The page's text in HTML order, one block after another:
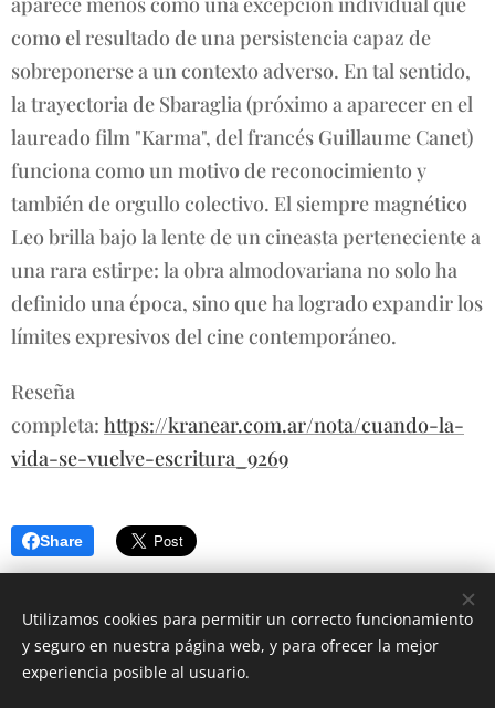
como el resultado de una persistencia capaz de
sobreponerse a un contexto adverso. En tal sentido,
la trayectoria de Sbaraglia (próximo a aparecer en el
laureado film "Karma", del francés Guillaume Canet)
funciona como un motivo de reconocimiento y
también de orgullo colectivo. El siempre magnético
Leo brilla bajo la lente de un cineasta perteneciente a
una rara estirpe: la obra almodovariana no solo ha
definido una época, sino que ha logrado expandir los
límites expresivos del cine contemporáneo.
Reseña
completa: https://kranear.com.ar/nota/cuando-la-
vida-se-vuelve-escritura_9269
Share
Utilizamos cookies para permitir un correcto funcionamiento
y seguro en nuestra página web, y para ofrecer la mejor
experiencia posible al usuario.